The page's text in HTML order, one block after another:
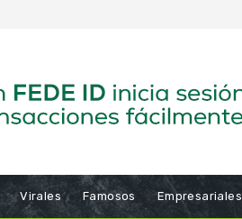
Virales Famosos Empresariales